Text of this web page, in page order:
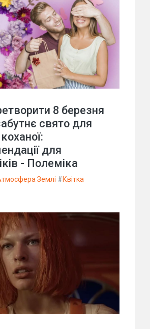
8 березня
свято для
для
- Полеміка
Землі #Квітка